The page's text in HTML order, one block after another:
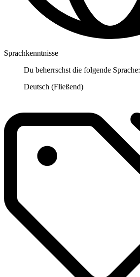
Sprachkenntnisse
Du beherrschst die folgende Sprache:
Deutsch (Fließend)